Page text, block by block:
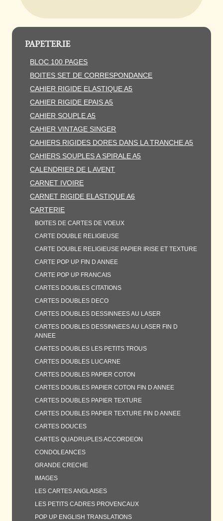
PAPETERIE
BLOC 100 PAGES
BOITES SET DE CORRESPONDANCE
CAHIER RIGIDE ELASTIQUE A5
CAHIER RIGIDE EPAIS A5
CAHIER SOUPLE A5
CAHIER VINTAGE SINGER
CAHIERS RIGIDES DORES DANS LA TRANCHE A5
CAHIERS SOUPLES A SPIRALE A5
CALENDRIER DE L AVENT
CARNET IVOIRE
CARNET RIGIDE ELASTIQUE A6
CARTERIE
BOITES DE CARTES DE VOEUX
CARTE DOUBLE RELIGIEUSE
CARTE DOUBLE RELIGIEUSE PAPIER IRISE ET TEXTURE
CARTE POP UP FIN D ANNEE
CARTE POP UP FRANCAIS
CARTES DOUBLES CITATIONS
CARTES DOUBLES DECO
CARTES DOUBLES DESSINNEES AU LASER
CARTES DOUBLES DESSINNEES AU LASER FIN D
ANNEE
CARTES DOUBLES LES PETITS TROUS
CARTES DOUBLES LUCARNE
CARTES DOUBLES PAPIER COTON
CARTES DOUBLES PAPIER COTON FIN D ANNEE
CARTES DOUBLES PAPIER TEXTURE
CARTES DOUBLES PAPIER TEXTURE FIN D ANNEE
CARTES DOUCES
CARTES QUADRUPLES ACCORDEON
CONDOLEANCES
GRANDE CRECHE
IMAGES
LES CARTES ANGLAISES
LES PETITS CADRES PROVENCAUX
POP UP ENGLISH TRANSLATIONS